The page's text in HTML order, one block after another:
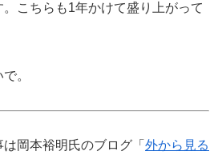
こちらも1年かけて盛り上がって
。
岡本裕明氏のブログ「 外から見る